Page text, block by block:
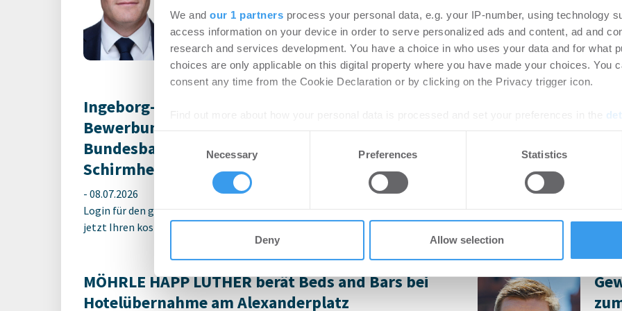
We and our 1 partners process your personal data, e.g. your IP-number, using technology
access information on your device in order to serve personalized ads and content, ad and
research and services development. You have a choice in who uses your data and for what
choices are only applicable on this digital property where you have made your choices. You
consent any time from the Cookie Declaration or by clicking on the Privacy trigger icon.
We use cookies to personalise content and ads, to provide social media features and to
other information that you’ve provided to them or that they’ve collected from your use of their
Selection
Necessary Preferences Statistics
Deny Allow selection
Login für den ganzen Artikel Wenn noch nicht
registriert, erstellen Sie sich jetzt Ihren kostenlosen
Account, um auf die neusten ...
Ingeborg-Warschke-Nachwuchspreis 2026 –
Bewerbung bis 2. August möglich –
Bundesbauministerin Verena Hubertz abermals
Schirmherrin
- 08.07.2026
Login für den ganzen Artikel Wenn noch nicht registriert, erstellen Sie sich
jetzt Ihren kostenlosen Account, um auf die neusten ...
MÖHRLE HAPP LUTHER berät Beds and Bars bei
Hotelübernahme am Alexanderplatz